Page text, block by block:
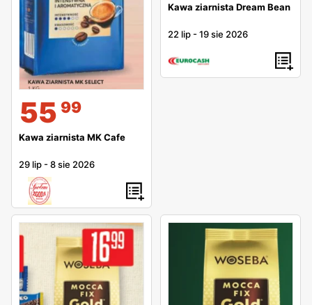
55 99
Kawa ziarnista MK Cafe
29 lip -8 sie 2026
Kawa ziarnista Dream Bean
22 lip -19 sie 2026